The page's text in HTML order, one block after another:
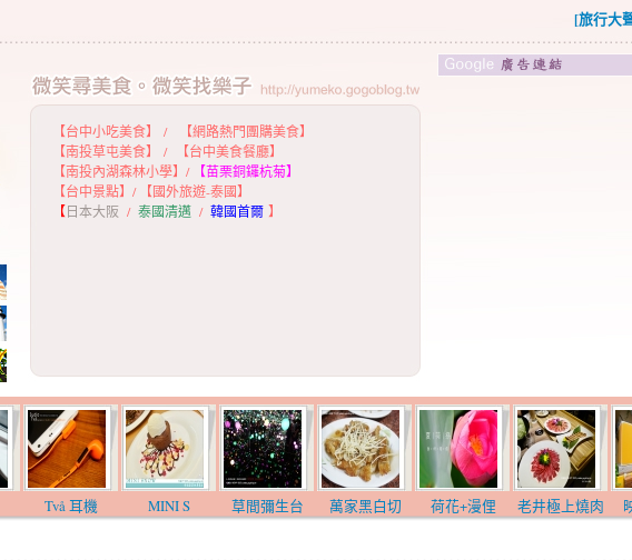
[旅行大
【台中小吃美食】 /
【網路熱門團購美食】
【南投草屯美食】 /
【台中美食餐廳】
【南投內湖森林小學】 / 【苗栗銅鑼杭菊】
【台中景點】 /
【國外旅遊-泰國】
【日本大阪 / 泰國清邁 / 韓國首爾 】
Två 耳機 MINI S 草間彌生台 萬家黑白切 荷花+漫俚 老井極上燒肉